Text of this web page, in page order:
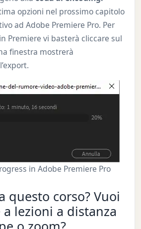
opzioni nel prossimo capitolo
ad Adobe Premiere Pro. Per
Premiere vi basterà cliccare sul
finestra mostrerà
in Adobe Premiere Pro
questo corso? Vuoi
lezioni a distanza